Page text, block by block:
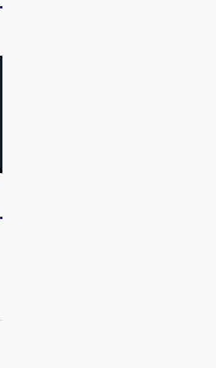
达
不靠规模取胜，华